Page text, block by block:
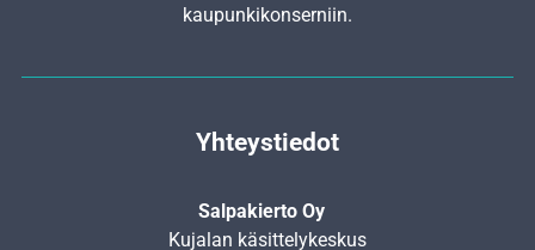
kaupunkikonserniin.
Yhteystiedot
Salpakierto Oy
Kujalan käsittelykeskus